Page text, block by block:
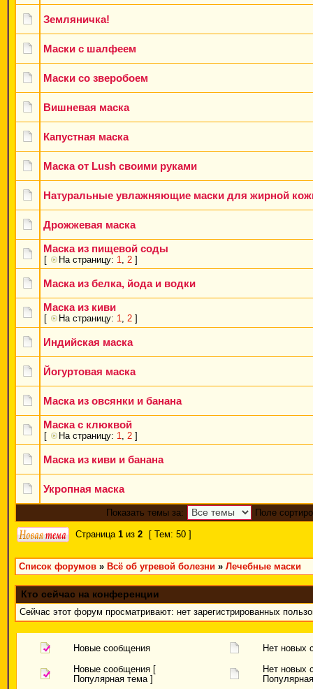
Земляничка!
Маски с шалфеем
Маски со зверобоем
Вишневая маска
Капустная маска
Маска от Lush своими руками
Натуральные увлажняющие маски для жирной
Дрожжевая маска
Маска из пищевой соды
На страницу: 1, 2
Маска из белка, йода и водки
Маска из киви
На страницу: 1, 2
Индийская маска
Йогуртовая маска
Маска из овсянки и банана
Маска с клюквой
На страницу: 1, 2
Маска из киви и банана
Укропная маска
Показать темы за: Поле
Страница 1 из 2 [ Тем: 50 ]
Список форумов » Всё об угревой болезни » Лечебные маски
Кто сейчас на конференции
Сейчас этот форум просматривают: нет зарегистрированных
Новые сообщения Нет новых
Новые сообщения [
Популярная тема ]
Нет новых